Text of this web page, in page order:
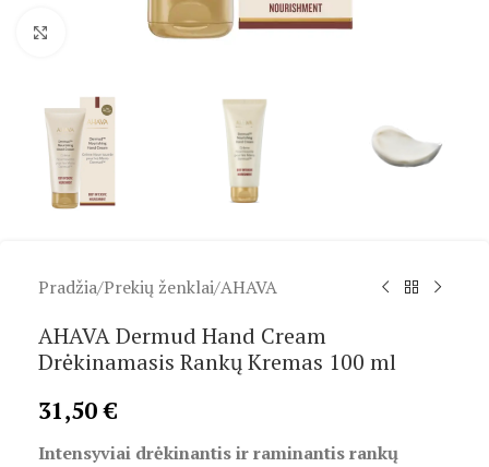
Spustelėkite, kad padidintumėte
Pradžia/Prekių ženklai/AHAVA
AHAVA Dermud Hand Cream
Drėkinamasis Rankų Kremas 100 ml
31,50€
Intensyviai drėkinantis ir raminantis rankų